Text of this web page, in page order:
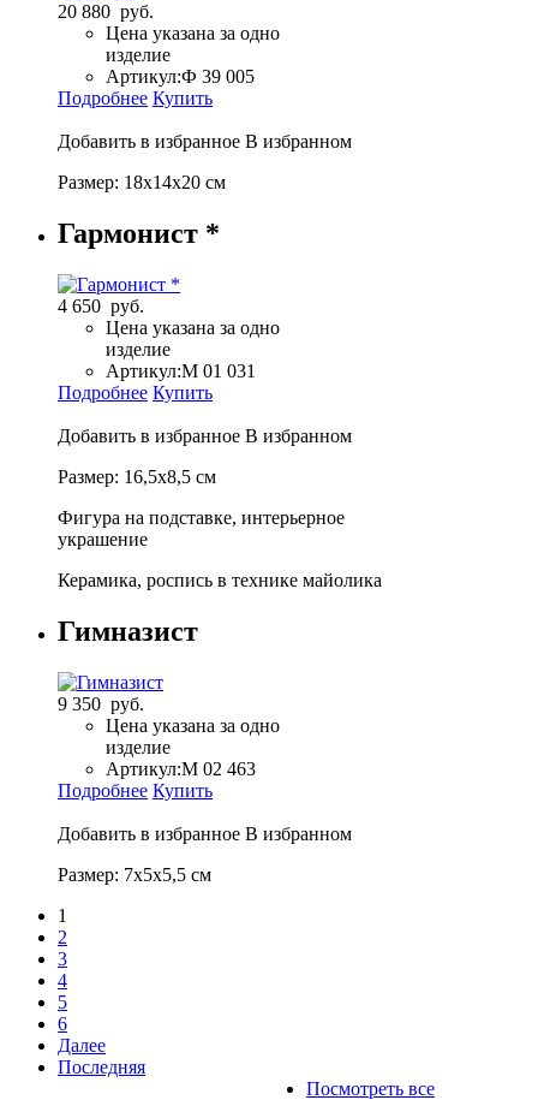
20 880 руб.
Цена указана за одно
изделие
Артикул:Ф 39 005
Подробнее Купить
Добавить в избранное В избранном
Размер: 18х14х20 см
Гармонист *
4 650 руб.
Цена указана за одно
изделие
Артикул:М 01 031
Подробнее Купить
Добавить в избранное В избранном
Размер: 16,5х8,5 см
Фигура на подставке, интерьерное
украшение
Керамика, роспись в технике майолика
Гимназист
9 350 руб.
Цена указана за одно
изделие
Артикул:М 02 463
Подробнее Купить
Добавить в избранное В избранном
Размер: 7х5х5,5 см
1
2
3
4
5
6
Далее
Последняя
Посмотреть все